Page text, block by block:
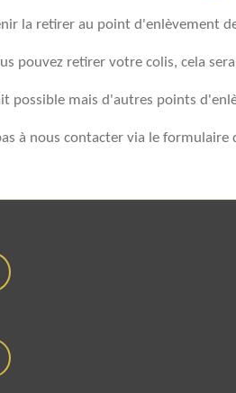
la retirer au point d'enlèvement
pouvez retirer votre colis, cela
possible mais d'autres points
à nous contacter via le formulaire